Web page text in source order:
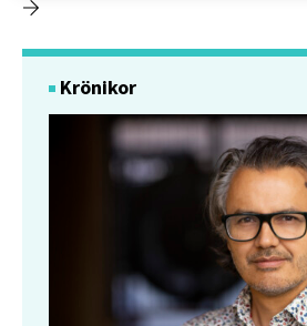
Krönikor